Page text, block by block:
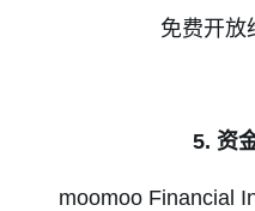
免费开放
5. 资
moomooFinancial